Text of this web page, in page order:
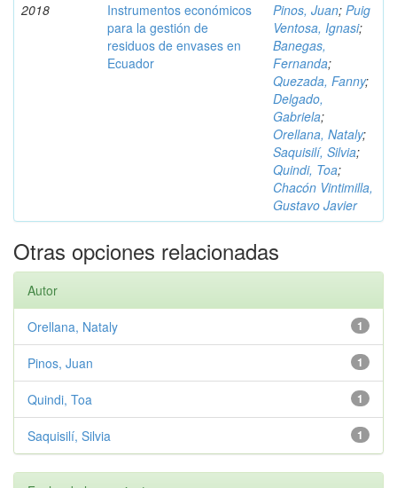
2018
Instrumentos económicos
para la gestión de
residuos de envases en
Ecuador
Pinos, Juan; Puig
Ventosa, Ignasi;
Banegas,
Fernanda;
Quezada, Fanny;
Delgado,
Gabriela;
Orellana, Nataly;
Saquisilí, Silvia;
Quindi, Toa;
Chacón Vintimilla,
Gustavo Javier
Otras opciones relacionadas
Autor
1
Orellana, Nataly
1
Pinos, Juan
1
Quindi, Toa
1
Saquisilí, Silvia